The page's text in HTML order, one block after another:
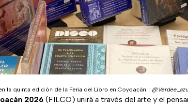
la quinta edición de la Feria del Libro en Coyoacán.
2026 (FILCO) unirá a través del arte y el